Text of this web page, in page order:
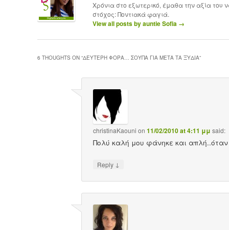
Χρόνια στο εξωτερικό, έμαθα την αξία του
στόχος: Ποντιακά φαγιά.
View all posts by auntie Sofia →
6 THOUGHTS ON “ΔΕΎΤΕΡΗ ΦΟΡΆ… ΣΟΎΠΑ ΓΙΑ ΜΕΤΆ ΤΑ ΞΎΔΙΑ”
christinaKaouni on 11/02/2010 at 4:11 μμ said:
Πολύ καλή μου φάνηκε και
Reply ↓